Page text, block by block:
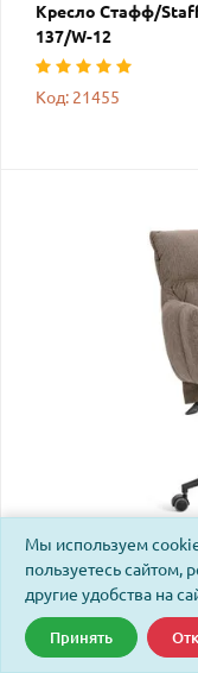
Кресло Стафф/
137/W-12
Код: 21455
Кресло Флаффи/
Код: 25656
Мы используем
пользуетесь сайтом,
другие удобства на
Принять